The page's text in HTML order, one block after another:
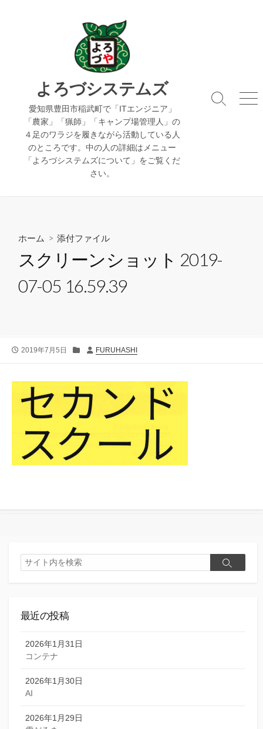
よろづシステムズ
愛知県豊田市稲武町で「ITエンジニア」
「農家」「猟師」「キャンプ場管理人」の
４足のワラジを履きながら活動している人
のところです。中の人の詳細はメニュー
「よろづシステムズについて」をご覧くだ
さい。
検
メ
ホーム > 添付ファイル
スクリーンショット 2019-
07-05 16.59.39
公
2019年7月5日
リ
ー
投
FURUHASHI
検
索
検
最近の投稿
2026年1月31日
コンテナ
2026年1月30日
AI
2026年1月29日